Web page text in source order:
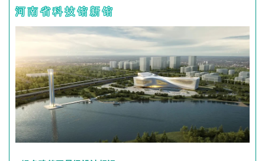
河南省科技馆新馆